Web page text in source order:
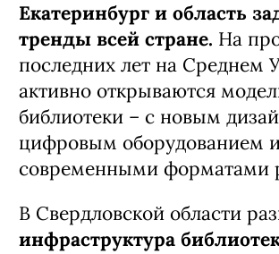
Екатеринбург и область
тренды всей стране. На
последних лет на Среднем
активно открываются
библиотеки – с новым
цифровым оборудованием
современными форматами
В Свердловской области
инфраструктура